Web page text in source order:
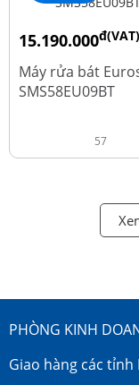
15.190.000đ(VAT)
18.990.000
Máy rửa bát
SMS58EU09BT
57
PHÒNG KINH
Giao hàng các tỉnh